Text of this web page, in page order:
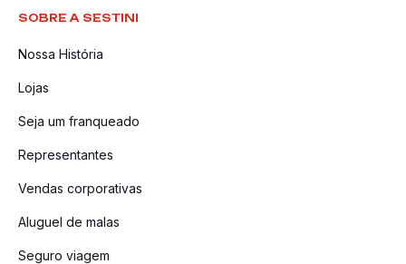
SOBRE A SESTINI
Nossa História
Lojas
Seja um franqueado
Representantes
Vendas corporativas
Aluguel de malas
Seguro viagem